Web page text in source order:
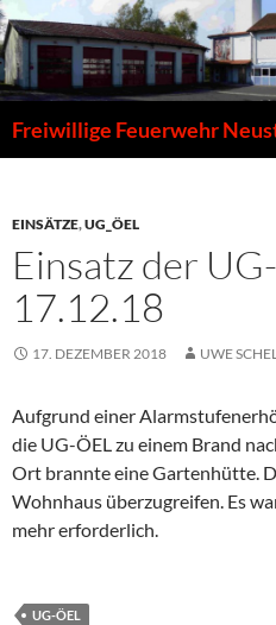
Zum
Inhalt
springen
Freiwillige Feuerwehr
EINSÄTZE,UG_ÖEL
Einsatz der
17.12.18
17. DEZEMBER 2018 UWE
Aufgrund einer
die UG-ÖEL zu einem Brand
Ort brannte eine Gartenhütte.
Wohnhaus überzugreifen. Es
mehr erforderlich.
UG-ÖEL